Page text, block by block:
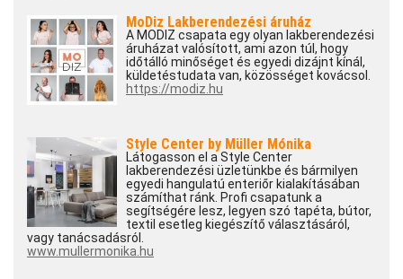
MoDiz Lakberendezési áruház
A MODIZ csapata egy olyan lakberendezési
áruházat valósított, ami azon túl, hogy
időtálló minőséget és egyedi dizájnt kínál,
küldetéstudata van, közösséget kovácsol.
https://modiz.hu
Style Center by Müller Mónika
Látogasson el a Style Center
lakberendezési üzletünkbe és bármilyen
egyedi hangulatú enteriőr kialakításában
számíthat ránk. Profi csapatunk a
segítségére lesz, legyen szó tapéta, bútor,
textil esetleg kiegészítő választásáról,
vagy tanácsadásról.
www.mullermonika.hu